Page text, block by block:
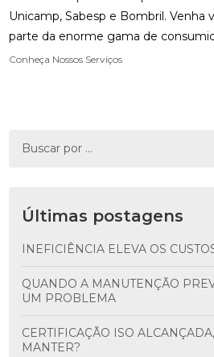
Unicamp, Sabesp e Bombril.
parte da enorme gama de
Conheça Nossos Serviços
Últimas postagens
INEFICIÊNCIA ELEVA OS
QUANDO A MANUTENÇÃO PREVENTIVA SE TORNA
UM PROBLEMA
CERTIFICAÇÃO ISO ALCANÇADA, E AGORA COMO
MANTER?